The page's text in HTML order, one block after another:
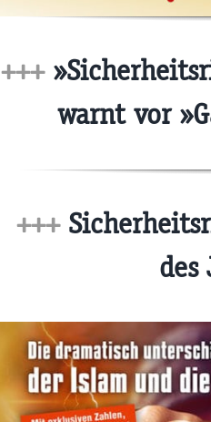
+++
warnt vor
+++
des